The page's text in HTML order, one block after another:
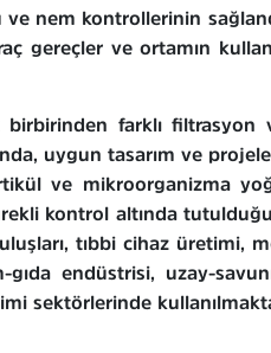
nem kontrollerinin
gereçler ve ortamın
birbirinden farklı
uygun tasarım ve
ve mikroorganizma
kontrol altında
tıbbi cihaz
endüstrisi, uzay-
sektörlerinde